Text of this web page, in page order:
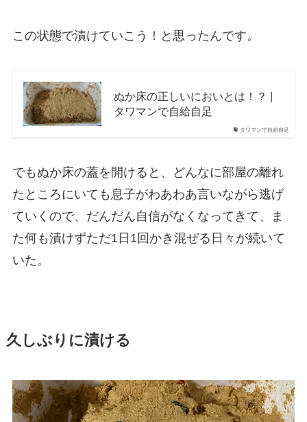
この状態で漬けていこう！と思ったんです。
タワマンで自給自足
ぬか床の正しいにおいとは！？ |
タワマンで自給自足
でもぬか床の蓋を開けると、どんなに部屋の離れ
たところにいても息子がわあわあ言いながら逃げ
ていくので、だんだん自信がなくなってきて、ま
た何も漬けずただ1日1回かき混ぜる日々が続いて
いた。
久しぶりに漬ける